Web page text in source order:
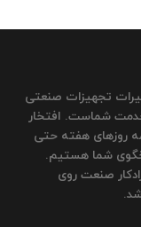
تجهیزات صنعتی
شماست. افتخار
روزهای هفته حتی
8 صبح تا 10 شب پاسخگوی شما هستیم.
صنعت روی